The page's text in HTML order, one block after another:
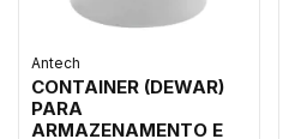
Antech
CONTAINER (DEWAR)
PARA
ARMAZENAMENTO E